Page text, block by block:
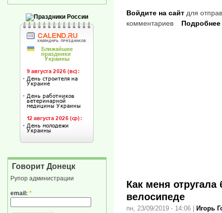
Войдите на сайт для
комментариев
Подробнее
Как меня отругала
велосипеде
пн, 23/09/2019 - 14:06 Игорь
Говорит Донецк
Рупор администрации
email: *